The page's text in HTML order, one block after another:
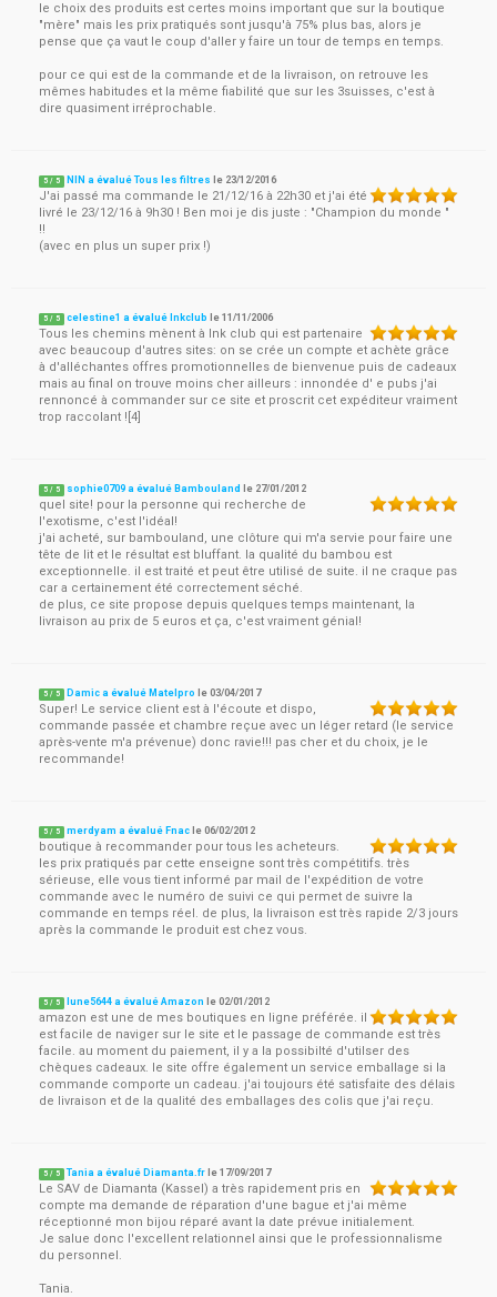
le choix des produits est certes moins important que sur la boutique
"mère" mais les prix pratiqués sont jusqu'à 75% plus bas, alors je
pense que ça vaut le coup d'aller y faire un tour de temps en temps.
pour ce qui est de la commande et de la livraison, on retrouve les
mêmes habitudes et la même fiabilité que sur les 3suisses, c'est à
dire quasiment irréprochable.
5 / 5 NIN a évalué Tous les filtres le 23/12/2016
J'ai passé ma commande le 21/12/16 à 22h30 et j'ai été
livré le 23/12/16 à 9h30 ! Ben moi je dis juste : "Champion du monde "
!!
(avec en plus un super prix !)
5 / 5 celestine1 a évalué Inkclub le11/11/2006
Tous les chemins mènent à Ink club qui est partenaire
avec beaucoup d'autres sites: on se crée un compte et achète grâce
à d'alléchantes offres promotionnelles de bienvenue puis de cadeaux
mais au final on trouve moins cher ailleurs : innondée d' e pubs j'ai
rennoncé à commander sur ce site et proscrit cet expéditeur vraiment
trop raccolant ![4]
5 / 5 sophie0709 a évalué Bambouland le 27/01/2012
quel site! pour la personne qui recherche de
l'exotisme, c'est l'idéal!
j'ai acheté, sur bambouland, une clôture qui m'a servie pour faire une
tête de lit et le résultat est bluffant. la qualité du bambou est
exceptionnelle. il est traité et peut être utilisé de suite. il ne craque pas
car a certainement été correctement séché.
de plus, ce site propose depuis quelques temps maintenant, la
livraison au prix de 5 euros et ça, c'est vraiment génial!
5 / 5 Damic a évalué Matelpro le03/04/2017
Super! Le service client est à l'écoute et dispo,
commande passée et chambre reçue avec un léger retard (le service
après-vente m'a prévenue) donc ravie!!! pas cher et du choix, je le
recommande!
5 / 5 merdyam a évalué Fnac le06/02/2012
boutique à recommander pour tous les acheteurs.
les prix pratiqués par cette enseigne sont très compétitifs. très
sérieuse, elle vous tient informé par mail de l'expédition de votre
commande avec le numéro de suivi ce qui permet de suivre la
commande en temps réel. de plus, la livraison est très rapide 2/3 jours
après la commande le produit est chez vous.
5 / 5 lune5644 a évalué Amazon le02/01/2012
amazon est une de mes boutiques en ligne préférée. il
est facile de naviger sur le site et le passage de commande est très
facile. au moment du paiement, il y a la possibilté d'utilser des
chèques cadeaux. le site offre également un service emballage si la
commande comporte un cadeau. j'ai toujours été satisfaite des délais
de livraison et de la qualité des emballages des colis que j'ai reçu.
5 / 5 Tania a évalué Diamanta.fr le17/09/2017
Le SAV de Diamanta (Kassel) a très rapidement pris en
compte ma demande de réparation d'une bague et j'ai même
réceptionné mon bijou réparé avant la date prévue initialement.
Je salue donc l'excellent relationnel ainsi que le professionnalisme
du personnel.
Tania.